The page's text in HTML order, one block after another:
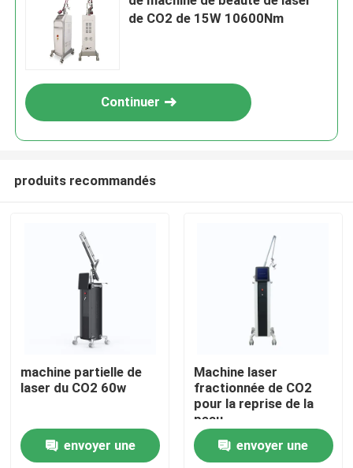
Maison
Vidéos
de CO2 de 15W 10600Nm
Continuer
produits recommandés
machine partielle de
laser du CO2 60w
envoyer une
Machine laser
fractionnée de CO2
pour la reprise de la
peau
envoyer une